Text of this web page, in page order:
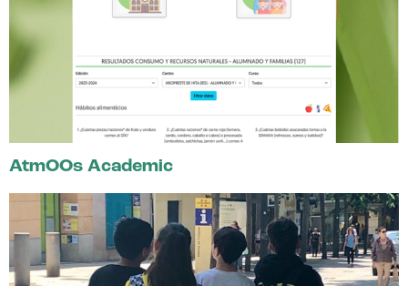
AtmOOs Academic